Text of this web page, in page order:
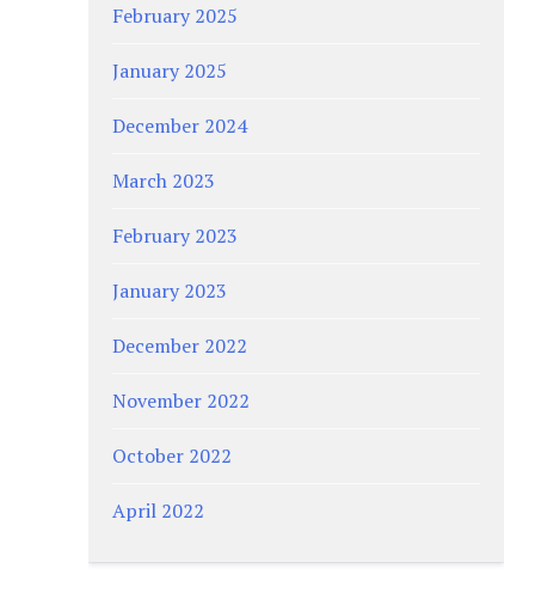
February 2025
January 2025
December 2024
March 2023
February 2023
January 2023
December 2022
November 2022
October 2022
April 2022